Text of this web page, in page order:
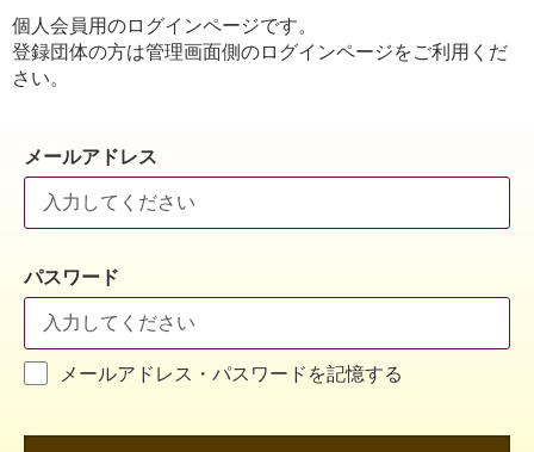
個人会員用のログインページです。
登録団体の方は管理画面側のログインページをご利用くだ
さい。
メールアドレス
パスワード
メールアドレス・パスワードを記憶する